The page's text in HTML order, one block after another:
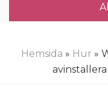
Hemsida » Hur »